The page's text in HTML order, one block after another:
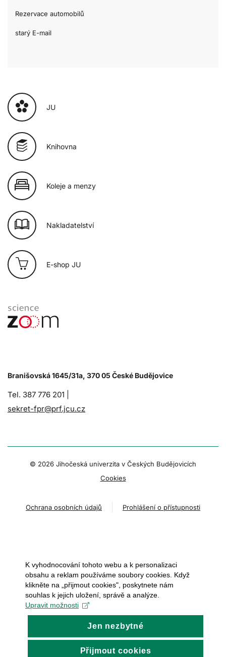
Rezervace automobilů
starý E-mail
JU
Knihovna
Koleje a menzy
Nakladatelství
E-shop JU
Branišovská 1645/31a, 370 05 České Budějovice
Tel. 387 776 201 |
sekret-fpr@prf.jcu.cz
© 2026 Jihočeská univerzita v Českých Budějovicích
Cookies
Ochrana osobních údajů Prohlášení o přístupnosti
K vyhodnocování tohoto webu a k personalizaci
obsahu a reklam používáme soubory cookies. Když
klikněte na „přijmout cookies", poskytnete nám
souhlas k jejich uložení, správě a analýze.
Upravit možnosti
Jen nezbytné
Přijmout cookies